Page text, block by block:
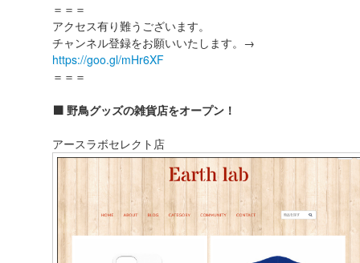
＝＝＝
アクセス有り難うございます。
チャンネル登録をお願いいたします。→
https://goo.gl/mHr6XF
＝＝＝
⬛️ 野鳥グッズの雑貨店をオープン！
アースラボセレクト店